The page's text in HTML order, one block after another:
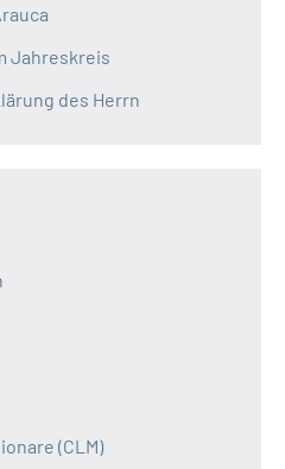
Jahreskreis
des Herrn
(CLM)